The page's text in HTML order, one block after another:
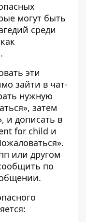
могут быть
среди
эти
зайти в чат-
нужную
затем
и дописать в
for child и
или другом
по